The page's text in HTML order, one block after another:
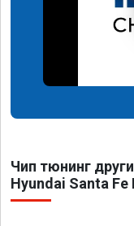
Чип тюнинг
Hyundai Santa Fe